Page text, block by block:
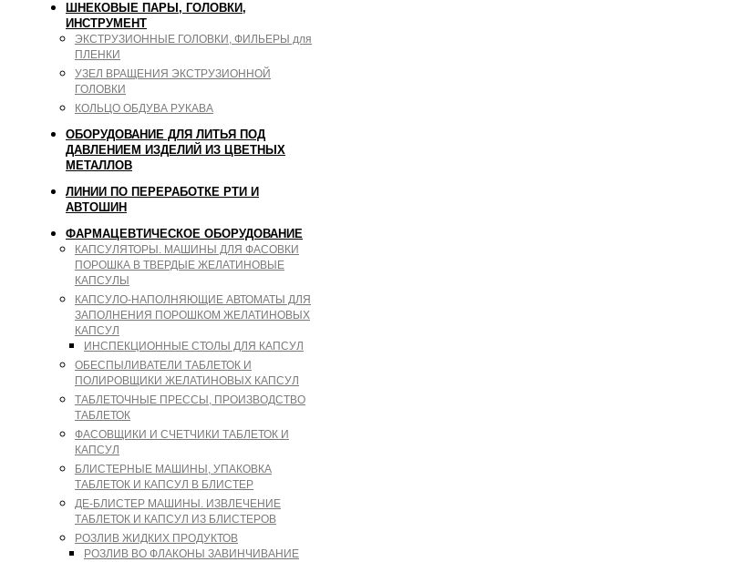
ШНЕКОВЫЕ ПАРЫ, ГОЛОВКИ,
ИНСТРУМЕНТ
ЭКСТРУЗИОННЫЕ ГОЛОВКИ, ФИЛЬЕРЫ для
ПЛЕНКИ
УЗЕЛ ВРАЩЕНИЯ ЭКСТРУЗИОННОЙ
ГОЛОВКИ
КОЛЬЦО ОБДУВА РУКАВА
ОБОРУДОВАНИЕ ДЛЯ ЛИТЬЯ ПОД
ДАВЛЕНИЕМ ИЗДЕЛИЙ ИЗ ЦВЕТНЫХ
МЕТАЛЛОВ
ЛИНИИ ПО ПЕРЕРАБОТКЕ РТИ И
АВТОШИН
ФАРМАЦЕВТИЧЕСКОЕ ОБОРУДОВАНИЕ
КАПСУЛЯТОРЫ. МАШИНЫ ДЛЯ ФАСОВКИ
ПОРОШКА В ТВЕРДЫЕ ЖЕЛАТИНОВЫЕ
КАПСУЛЫ
КАПСУЛО-НАПОЛНЯЮЩИЕ АВТОМАТЫ ДЛЯ
ЗАПОЛНЕНИЯ ПОРОШКОМ ЖЕЛАТИНОВЫХ
КАПСУЛ
ИНСПЕКЦИОННЫЕ СТОЛЫ ДЛЯ КАПСУЛ
ОБЕСПЫЛИВАТЕЛИ ТАБЛЕТОК И
ПОЛИРОВЩИКИ ЖЕЛАТИНОВЫХ КАПСУЛ
ТАБЛЕТОЧНЫЕ ПРЕССЫ, ПРОИЗВОДСТВО
ТАБЛЕТОК
ФАСОВЩИКИ И СЧЕТЧИКИ ТАБЛЕТОК И
КАПСУЛ
БЛИСТЕРНЫЕ МАШИНЫ, УПАКОВКА
ТАБЛЕТОК И КАПСУЛ В БЛИСТЕР
ДЕ-БЛИСТЕР МАШИНЫ. ИЗВЛЕЧЕНИЕ
ТАБЛЕТОК И КАПСУЛ ИЗ БЛИСТЕРОВ
РОЗЛИВ ЖИДКИХ ПРОДУКТОВ
РОЗЛИВ ВО ФЛАКОНЫ ЗАВИНЧИВАНИЕ